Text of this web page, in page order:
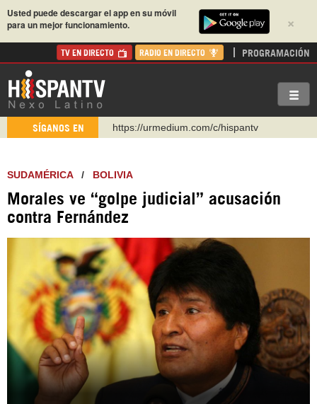
×
Usted puede descargar el app en su móvil
para un mejor funcionamiento.
TV EN DIRECTO RADIO EN DIRECTO PROGRAMACIÓN
SÍGANOS EN
https://urmedium.com/c/hispantv
Instagram como: hispan_tv
https://www.facebook.com/Nexolatino.Canal
https://www.youtube.com/@nexo_latino
https://t.me/hispantvcanal
SUDAMÉRICA/ BOLIVIA
Morales ve “golpe judicial” acusación
contra Fernández